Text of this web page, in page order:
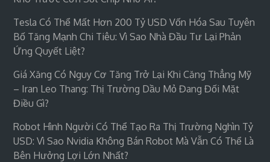
Tesla Có Thể Mất Hơn 200 Tỷ USD Vốn Hóa Sau Tuyên
Bố Tăng Mạnh Chi Tiêu: Vì Sao Nhà Đầu Tư Lại Phản
Ứng Quyết Liệt?
Giá Xăng Có Nguy Cơ Tăng Trở Lại Khi Căng Thẳng Mỹ
– Iran Leo Thang: Thị Trường Dầu Mỏ Đang Đối Mặt
Điều Gì?
Robot Hình Người Có Thể Tạo Ra Thị Trường Nghìn Tỷ
USD: Vì Sao Nvidia Không Bán Robot Mà Vẫn Có Thể Là
Bên Hưởng Lợi Lớn Nhất?